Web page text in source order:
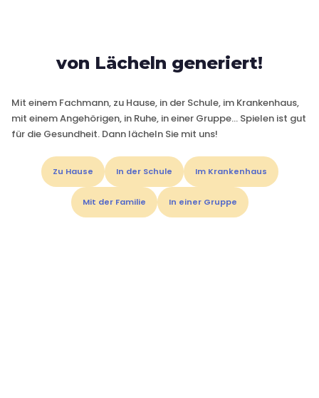
von Lächeln generiert!
Mit einem Fachmann, zu Hause, in der Schule, im Krankenhaus,
mit einem Angehörigen, in Ruhe, in einer Gruppe… Spielen ist gut
für die Gesundheit. Dann lächeln Sie mit uns!
Zu Hause In der Schule Im Krankenhaus
Mit der Familie In einer Gruppe